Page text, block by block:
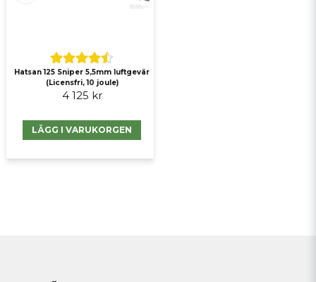
Hatsan 125 Sniper 5,5mm luftgevär
(Licensfri, 10 joule)
4 125 kr
LÄGG I VARUKORGEN